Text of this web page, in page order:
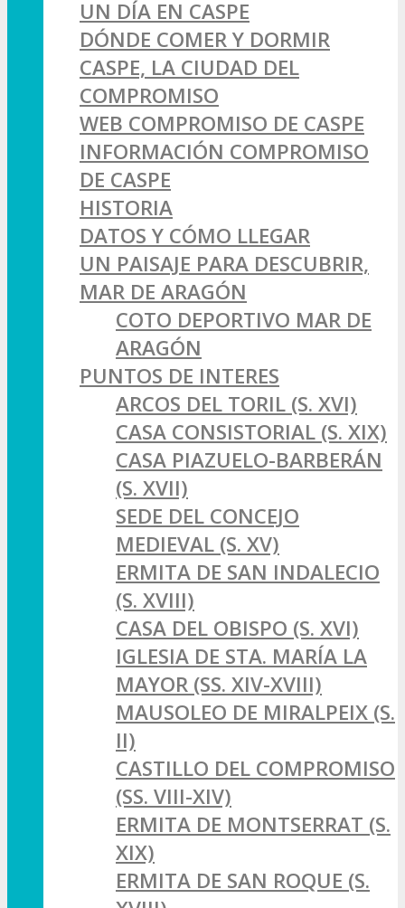
UN DÍA EN CASPE
DÓNDE COMER Y DORMIR
CASPE, LA CIUDAD DEL
COMPROMISO
WEB COMPROMISO DE CASPE
INFORMACIÓN COMPROMISO
DE CASPE
HISTORIA
DATOS Y CÓMO LLEGAR
UN PAISAJE PARA DESCUBRIR,
MAR DE ARAGÓN
COTO DEPORTIVO MAR DE
ARAGÓN
PUNTOS DE INTERES
ARCOS DEL TORIL (S. XVI)
CASA CONSISTORIAL (S. XIX)
CASA PIAZUELO-BARBERÁN
(S. XVII)
SEDE DEL CONCEJO
MEDIEVAL (S. XV)
ERMITA DE SAN INDALECIO
(S. XVIII)
CASA DEL OBISPO (S. XVI)
IGLESIA DE STA. MARÍA LA
MAYOR (SS. XIV-XVIII)
MAUSOLEO DE MIRALPEIX (S.
II)
CASTILLO DEL COMPROMISO
(SS. VIII-XIV)
ERMITA DE MONTSERRAT (S.
XIX)
ERMITA DE SAN ROQUE (S.